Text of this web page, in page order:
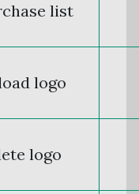
list
logo
logo